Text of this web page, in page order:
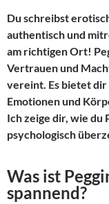
Du schreibst
authentisch und
am richtigen Ort!
Vertrauen und
vereint. Es bietet dir
Emotionen und
Ich zeige dir, wie du
psychologisch
Was ist
spannend?